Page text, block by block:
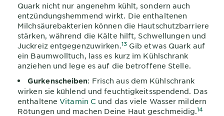
Quark nicht nur angenehm kühlt, sondern auch
entzündungshemmend wirkt. Die enthaltenen
Milchsäurebakterien können die Hautschutzbarriere
stärken, während die Kälte hilft, Schwellungen und
Juckreiz entgegenzuwirken.13Gib etwas Quark auf
ein Baumwolltuch, lass es kurz im Kühlschrank
anziehen und lege es auf die betroffene Stelle.
Gurkenscheiben: Frisch aus dem Kühlschrank
wirken sie kühlend und feuchtigkeitsspendend. Das
enthalteneVitamin C und das viele Wasser mildern
Rötungen und machen Deine Haut geschmeidig.14